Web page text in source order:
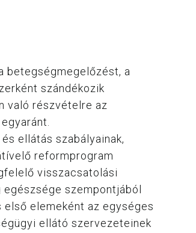
betegségmegelőzést, a
szándékozik
való részvételre az
ellátás szabályainak,
reformprogram
visszacsatolási
szempontjából
elemeként az egységes
ellátó szervezeteinek